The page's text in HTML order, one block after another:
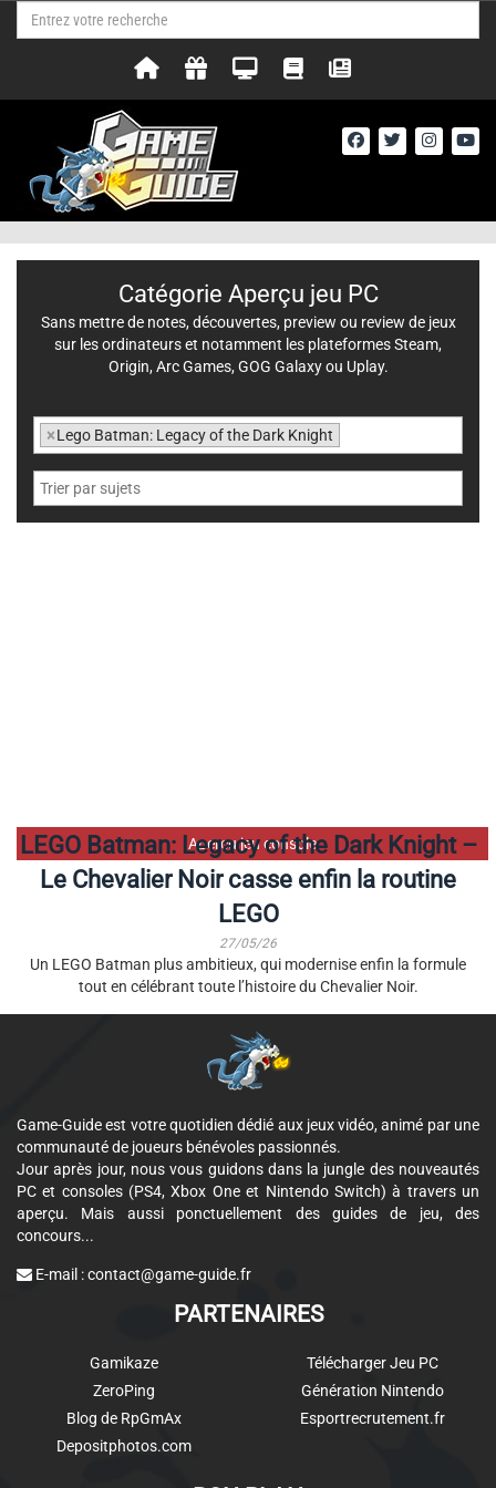
Aperçu jeu console
LEGO Batman: Legacy of the Dark Knight –
Le Chevalier Noir casse enfin la routine
LEGO
27/05/26
Un LEGO Batman plus ambitieux, qui modernise enfin la formule
tout en célébrant toute l’histoire du Chevalier Noir.
Catégorie Aperçu jeu PC
Sans mettre de notes, découvertes, preview ou review de jeux
sur les ordinateurs et notamment les plateformes Steam,
Origin, Arc Games, GOG Galaxy ou Uplay.
×Lego Batman: Legacy of the Dark Knight
Game-Guide est votre quotidien dédié aux jeux vidéo, animé par une
communauté de joueurs bénévoles passionnés.
Jour après jour, nous vous guidons dans la jungle des nouveautés
PC et consoles (PS4, Xbox One et Nintendo Switch) à travers un
aperçu. Mais aussi ponctuellement des guides de jeu, des
concours...
E-mail :contact@game-guide.fr
PARTENAIRES
Gamikaze
ZeroPing
Blog de RpGmAx
Depositphotos.com
Télécharger Jeu PC
Génération Nintendo
Esportrecrutement.fr